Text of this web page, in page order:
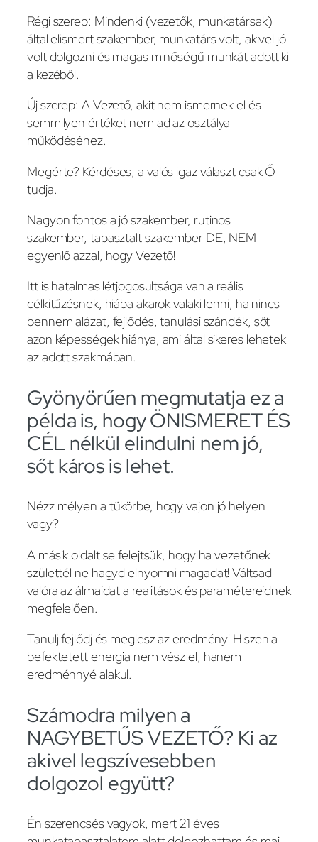
Régi szerep: Mindenki (vezetők, munkatársak)
által elismert szakember, munkatárs volt, akivel jó
volt dolgozni és magas minőségű munkát adott ki
a kezéből.
Új szerep: A Vezető, akit nem ismernek el és
semmilyen értéket nem ad az osztálya
működéséhez.
Megérte? Kérdéses, a valós igaz választ csak Ő
tudja.
Nagyon fontos a jó szakember, rutinos
szakember, tapasztalt szakember DE, NEM
egyenlő azzal, hogy Vezető!
Itt is hatalmas létjogosultsága van a reális
célkitűzésnek, hiába akarok valaki lenni, ha nincs
bennem alázat, fejlődés, tanulási szándék, sőt
azon képességek hiánya, ami által sikeres lehetek
az adott szakmában.
Gyönyörűen megmutatja ez a
példa is, hogy ÖNISMERET ÉS
CÉL nélkül elindulni nem jó,
sőt káros is lehet.
Nézz mélyen a tükörbe, hogy vajon jó helyen
vagy?
A másik oldalt se felejtsük, hogy ha vezetőnek
születtél ne hagyd elnyomni magadat! Váltsad
valóra az álmaidat a realitások és paramétereidnek
megfelelően.
Tanulj fejlődj és meglesz az eredmény! Hiszen a
befektetett energia nem vész el, hanem
eredménnyé alakul.
Számodra milyen a
NAGYBETŰS VEZETŐ? Ki az
akivel legszívesebben
dolgozol együtt?
Én szerencsés vagyok, mert 21 éves